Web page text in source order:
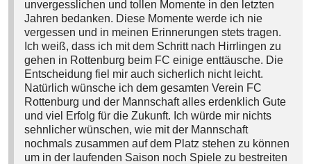
unvergesslichen und tollen Momente in den letzten
Jahren bedanken. Diese Momente werde ich nie
vergessen und in meinen Erinnerungen stets tragen.
Ich weiß, dass ich mit dem Schritt nach Hirrlingen zu
gehen in Rottenburg beim FC einige enttäusche. Die
Entscheidung fiel mir auch sicherlich nicht leicht.
Natürlich wünsche ich dem gesamten Verein FC
Rottenburg und der Mannschaft alles erdenklich Gute
und viel Erfolg für die Zukunft. Ich würde mir nichts
sehnlicher wünschen, wie mit der Mannschaft
nochmals zusammen auf dem Platz stehen zu können
um in der laufenden Saison noch Spiele zu bestreiten